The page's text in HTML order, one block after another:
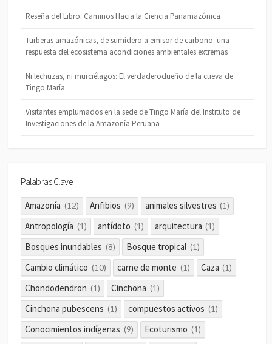
Reseña del Libro: Caminos Hacia la Ciencia Panamazónica
Turberas amazónicas, de sumidero a emisor de carbono: una
respuesta del ecosistema acondiciones ambientales extremas
Ni lechuzas, ni murciélagos: El verdaderodueño de la cueva de
Tingo María
Visitantes emplumados en la sede de Tingo María del Instituto de
Investigaciones de la Amazonía Peruana
Palabras Clave
Amazonía (12) Anfibios (9) animales silvestres (1)
Antropología (1) antídoto (1) arquitectura (1)
Bosques inundables (8) Bosque tropical (1)
Cambio climático (10) carne de monte (1) Caza (1)
Chondodendron (1) Cinchona (1)
Cinchona pubescens (1) compuestos activos (1)
Conocimientos indígenas (9) Ecoturismo (1)